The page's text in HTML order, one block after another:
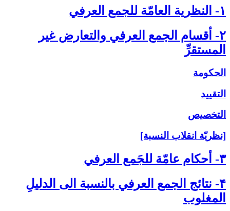
۱- النظرية العامّة للجمع العرفي‏
۲- أقسام الجمع العرفي والتعارض غير
المستقرِّ
الحكومة
التقييد
التخصيص
[نظريّة انقلاب النسبة]
۳- أحكام عامّة للجَمع العرفي‏
۴- نتائج الجمع العرفي بالنسبة الى‏ الدليلِ
المغلوب‏